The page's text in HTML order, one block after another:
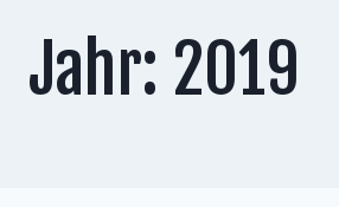
Jahr: 2019